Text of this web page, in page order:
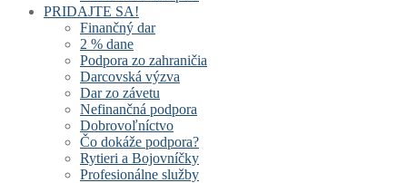
PRIDAJTE SA!
Finančný dar
2 % dane
Podpora zo zahraničia
Darcovská výzva
Dar zo závetu
Nefinančná podpora
Dobrovoľníctvo
Čo dokáže podpora?
Rytieri a Bojovníčky
Profesionálne služby